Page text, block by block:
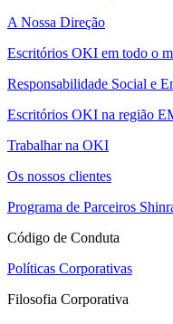
A Nossa Direção
Escritórios OKI em todo o
Responsabilidade Social e
Escritórios OKI na região
Trabalhar na OKI
Os nossos clientes
Programa de Parceiros
Código de Conduta
Políticas Corporativas
Filosofia Corporativa